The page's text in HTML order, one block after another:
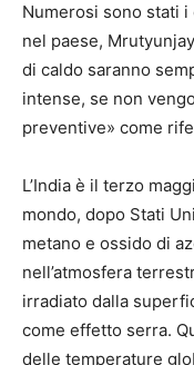
Numerosi sono stati
nel paese,
di caldo saranno
intense, se non
preventive» come
L’India è il terzo
mondo, dopo Stati
metano e ossido di
nell’atmosfera
irradiato dalla
come effetto serra.
delle temperature